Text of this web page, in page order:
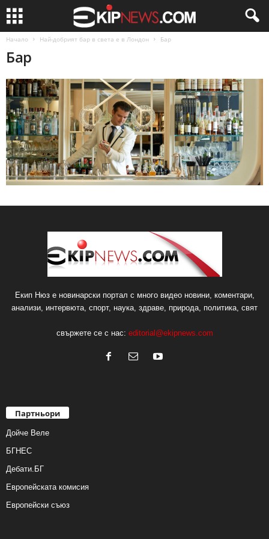
Начало Най-добрият бар в света е в Лондон Бар
Бар
Екип Нюз е новинарски портал с много видео новини, коментари,
анализи, интервюта, спорт, наука, здраве, природа, политика, свят
свържете се с нас: editorial@ekipnews.com
Партньори
Дойче Веле
БГНЕС
Дебати.БГ
Европейската комисия
Европейски съюз